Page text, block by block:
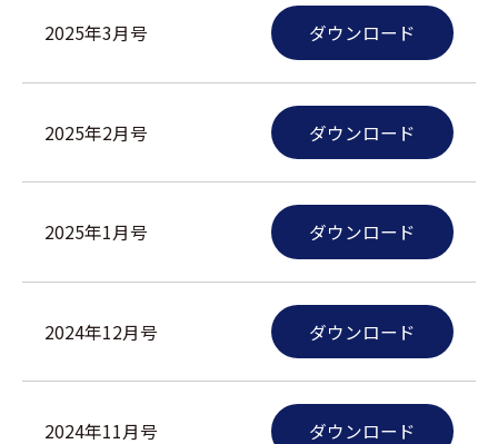
2025年3月号 ダウンロード
2025年2月号 ダウンロード
2025年1月号 ダウンロード
2024年12月号 ダウンロード
2024年11月号 ダウンロード